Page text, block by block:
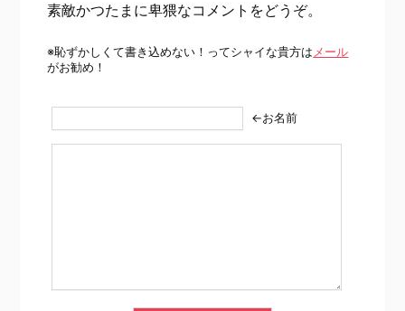
素敵かつたまに卑猥なコメントをどうぞ。
※恥ずかしくて書き込めない！ってシャイな貴方は メール
がお勧め！
←お名前